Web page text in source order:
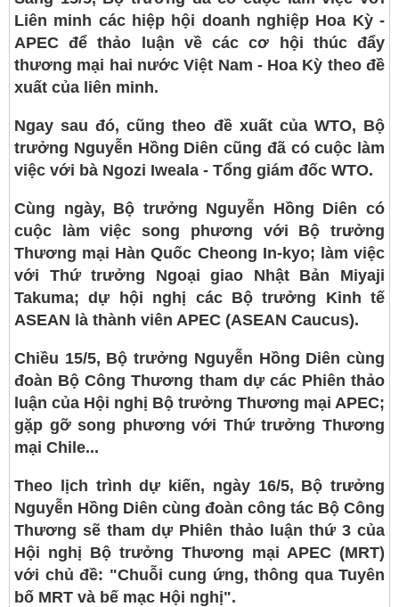
Liên minh các hiệp hội doanh nghiệp Hoa Kỳ -
APEC để thảo luận về các cơ hội thúc đẩy
thương mại hai nước Việt Nam - Hoa Kỳ theo đề
xuất của liên minh.
Ngay sau đó, cũng theo đề xuất của WTO, Bộ
trưởng Nguyễn Hồng Diên cũng đã có cuộc làm
việc với bà Ngozi Iweala - Tổng giám đốc WTO.
Cùng ngày, Bộ trưởng Nguyễn Hồng Diên có
cuộc làm việc song phương với Bộ trưởng
Thương mại Hàn Quốc Cheong In-kyo; làm việc
với Thứ trưởng Ngoại giao Nhật Bản Miyaji
Takuma; dự hội nghị các Bộ trưởng Kinh tế
ASEAN là thành viên APEC (ASEAN Caucus).
Chiều 15/5, Bộ trưởng Nguyễn Hồng Diên cùng
đoàn Bộ Công Thương tham dự các Phiên thảo
luận của Hội nghị Bộ trưởng Thương mại APEC;
gặp gỡ song phương với Thứ trưởng Thương
mại Chile...
Theo lịch trình dự kiến, ngày 16/5, Bộ trưởng
Nguyễn Hồng Diên cùng đoàn công tác Bộ Công
Thương sẽ tham dự Phiên thảo luận thứ 3 của
Hội nghị Bộ trưởng Thương mại APEC (MRT)
với chủ đề: "Chuỗi cung ứng, thông qua Tuyên
bố MRT và bế mạc Hội nghị".